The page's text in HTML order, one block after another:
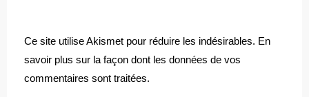
Ce site utilise Akismet pour réduire les indésirables. En
savoir plus sur la façon dont les données de vos
commentaires sont traitées.